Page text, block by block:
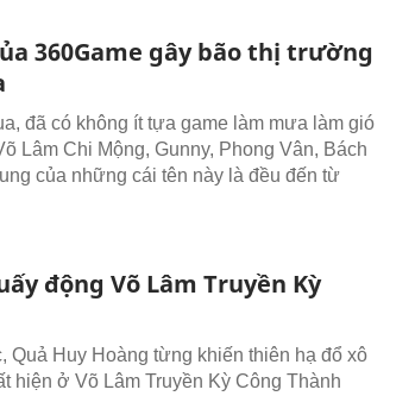
360Game gây bão thị trường
đã có không ít tựa game làm mưa làm gió
Lâm Chi Mộng, Gunny, Phong Vân, Bách
của những cái tên này là đều đến từ
động Võ Lâm Truyền Kỳ
Quả Huy Hoàng từng khiến thiên hạ đổ xô
hiện ở Võ Lâm Truyền Kỳ Công Thành